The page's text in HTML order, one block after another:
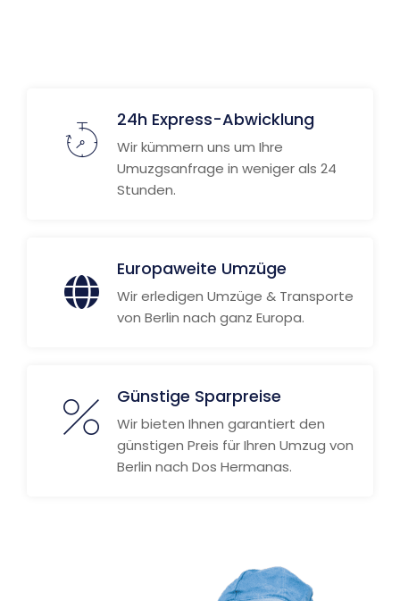
24h Express-Abwicklung
Wir kümmern uns um Ihre
Umuzgsanfrage in weniger als 24
Stunden.
Europaweite Umzüge
Wir erledigen Umzüge & Transporte
von Berlin nach ganz Europa.
Günstige Sparpreise
Wir bieten Ihnen garantiert den
günstigen Preis für Ihren Umzug von
Berlin nach Dos Hermanas.